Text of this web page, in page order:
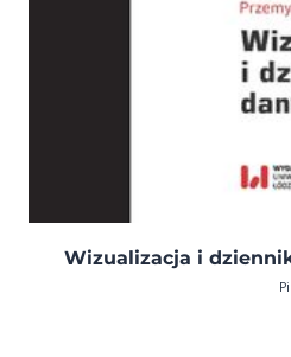
Wizualizacja i